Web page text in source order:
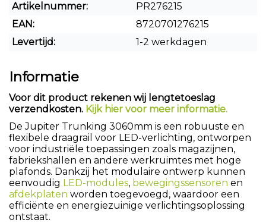
Artikelnummer:
PR276215
EAN:
8720701276215
Levertijd:
1-2 werkdagen
Informatie
Voor dit product rekenen wij lengtetoeslag
verzendkosten. Kijk hier voor meer informatie.
De Jupiter Trunking 3060mm is een robuuste en
flexibele draagrail voor LED-verlichting, ontworpen
voor industriële toepassingen zoals magazijnen,
fabriekshallen en andere werkruimtes met hoge
plafonds. Dankzij het modulaire ontwerp kunnen
eenvoudig LED-modules, bewegingssensoren en
afdekplaten worden toegevoegd, waardoor een
efficiënte en energiezuinige verlichtingsoplossing
ontstaat.